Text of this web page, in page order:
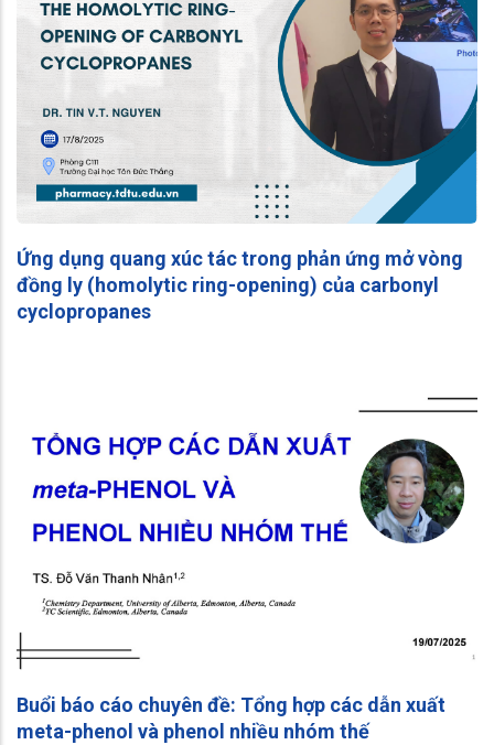
Ứng dụng quang xúc tác trong phản ứng mở vòng
đồng ly (homolytic ring-opening) của carbonyl
cyclopropanes
Buổi báo cáo chuyên đề: Tổng hợp các dẫn xuất
meta-phenol và phenol nhiều nhóm thế